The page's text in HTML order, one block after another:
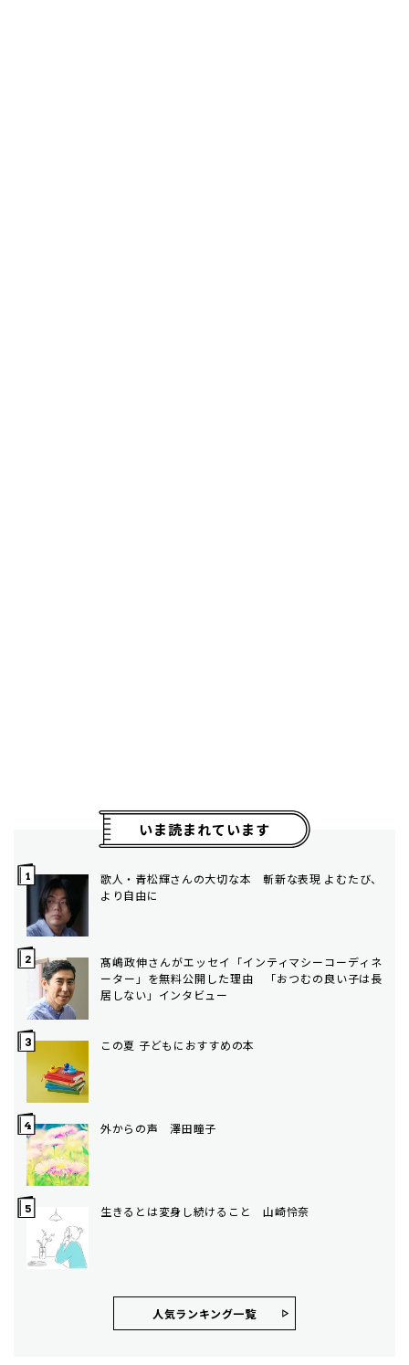
いま読まれています
歌人・青松輝さんの大切な本 斬新な表現 よむたび、
より自由に
髙嶋政伸さんがエッセイ「インティマシーコーディネ
ーター」を無料公開した理由 「おつむの良い子は長
居しない」インタビュー
この夏 子どもにおすすめの本
外からの声 澤田瞳子
生きるとは変身し続けること 山崎怜奈
人気ランキング⼀覧